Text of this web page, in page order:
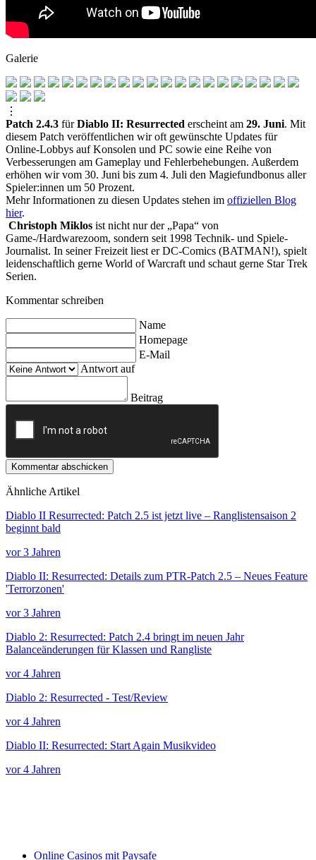
Galerie
⋮
Patch 2.4.3 fürDiablo II: Resurrected erscheint am 29. Juni. Mit
diesem Patch veröffentlichen wir oft gewünschte Updates für
Online-Lobbys auf Konsolen und PC sowie eine Reihe von
Verbesserungen am Gameplay und Fehlerbehebungen. Außerdem
erhöhen wir vom 30. Juni bis zum 4. Juli den Magiefundbonus aller
Spieler:innen um 50 Prozent.
Mehr Informationen zu diesen Updates stehen im offiziellen Blog
hier.
Christoph Miklos ist nicht nur der „Papa“ von
Game-/Hardwarezoom, sondern seit 1998 Technik- und Spiele-
Journalist. In seiner Freizeit liest er DC-Comics (BATMAN!), spielt
leidenschaftlich gerne World of Warcraft und schaut gerne Star Trek
Serien.
Kommentar schreiben
Name
Homepage
E-Mail
Antwort auf
Beitrag
Kommentar abschicken
Ähnliche Artikel
Diablo II Resurrected: Patch 2.5 ist jetzt live – Ranglistensaison 2
beginnt bald
vor 3 Jahren
Diablo II: Resurrected: Details zum PTR-Patch 2.5 – Neues Feature
'Terrorzonen'
vor 3 Jahren
Diablo 2: Resurrected: Patch 2.4 bringt im neuen Jahr
Balanceänderungen für Klassen und Rangliste
vor 4 Jahren
Diablo 2: Resurrected - Test/Review
vor 4 Jahren
Diablo II: Resurrected: Start Again Musikvideo
vor 4 Jahren
Online Casinos mit Paysafe